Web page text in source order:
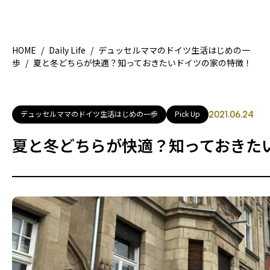
地域別ガイド
グルメ
観光ガイド
留学＆
著者一覧
ライター募集
HOME / Daily Life / デュッセルママのドイツ生活はじめの一
歩 / 夏と冬どちらが快適？知っておきたいドイツの家の特徴！
デュッセルママのドイツ生活はじめの一歩 Pick Up 2021.06.24
夏と冬どちらが快適？知っておき